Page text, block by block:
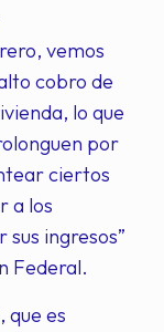
vemos
cobro de
lo que
por
ciertos
a los
ingresos”
Federal.
que es